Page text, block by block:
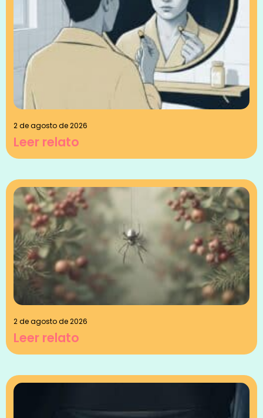
2 de agosto de 2026
Leer relato
2 de agosto de 2026
Leer relato